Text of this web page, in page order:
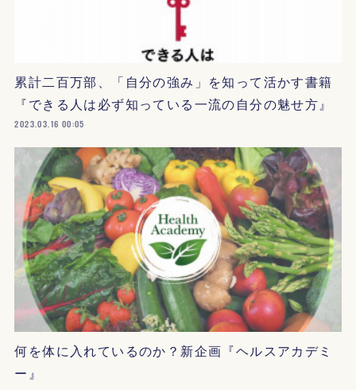
累計二百万部、「自分の強み」を知って活かす書籍
『できる人は必ず知っている一流の自分の魅せ方』
2023.03.16 00:05
何を体に入れているのか？新企画『ヘルスアカデミ
ー』